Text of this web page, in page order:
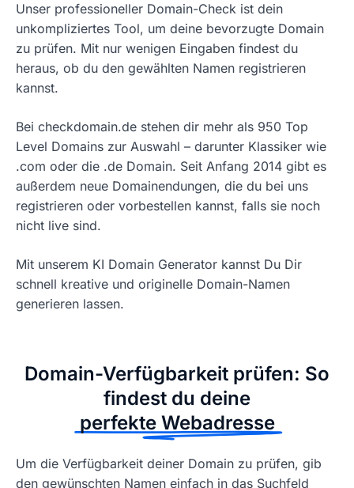
Unser professioneller Domain-Check ist dein
unkompliziertes Tool, um deine bevorzugte Domain
zu prüfen. Mit nur wenigen Eingaben findest du
heraus, ob du den gewählten Namen registrieren
kannst.
Bei checkdomain.de stehen dir mehr als 950 Top
Level Domains zur Auswahl – darunter Klassiker wie
.com oder die .de Domain. Seit Anfang 2014 gibt es
außerdem neue Domainendungen, die du bei uns
registrieren oder vorbestellen kannst, falls sie noch
nicht live sind.
Mit unserem KI Domain Generator kannst Du Dir
schnell kreative und originelle Domain-Namen
generieren lassen.
Domain-Verfügbarkeit prüfen: So
findest du deine
perfekte Webadresse
Um die Verfügbarkeit deiner Domain zu prüfen, gib
den gewünschten Namen einfach in das Suchfeld